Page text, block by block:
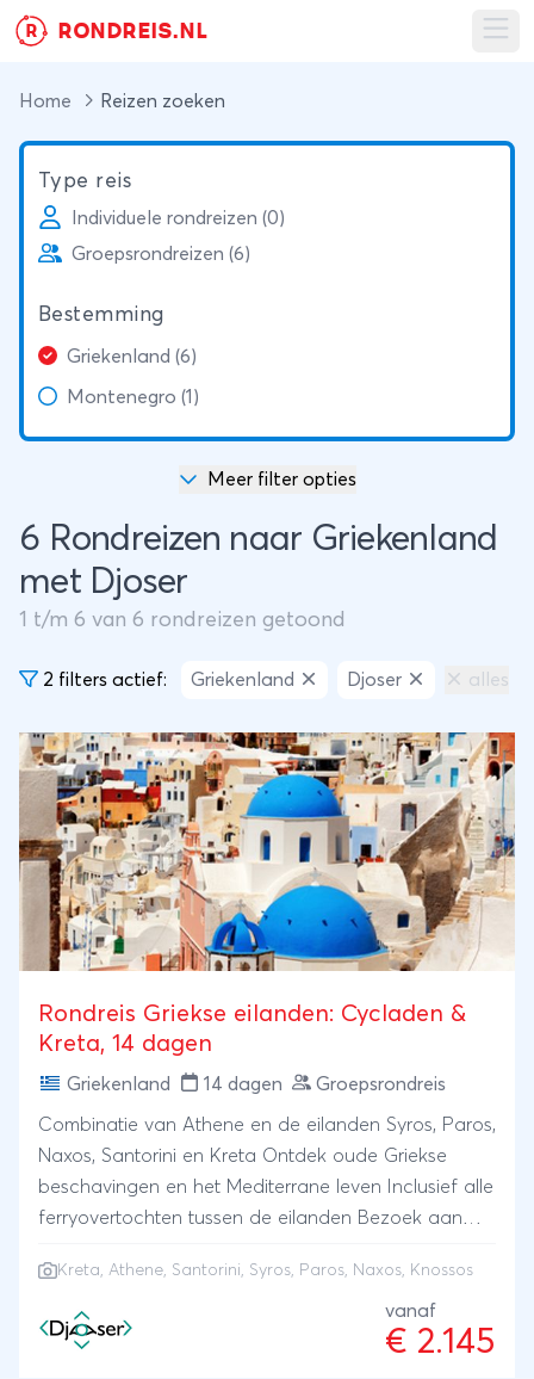
R RONDREIS.NL
Home Reizen zoeken
Type reis
Individuele rondreizen (0)
Groepsrondreizen (6)
Bestemming
Griekenland (6)
Montenegro (1)
Meer filter opties
6 Rondreizen naar Griekenland
met Djoser
1 t/m 6 van 6 rondreizen getoond
2 filters actief: Griekenland Djoser alles
Rondreis Griekse eilanden: Cycladen &
Kreta, 14 dagen
Griekenland 14 dagen Groepsrondreis
Combinatie van Athene en de eilanden Syros, Paros,
Naxos, Santorini en Kreta Ontdek oude Griekse
beschavingen en het Mediterrane leven Inclusief alle
ferryovertochten tussen de eilanden Bezoek aan
Kreta, Athene, Santorini, Syros, Paros, Naxos, Knossos
vanaf
€ 2.145